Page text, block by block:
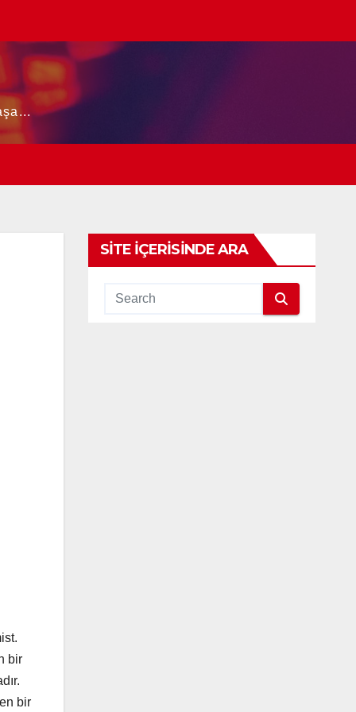
bir
bir
SITE İÇERISINDE ARA